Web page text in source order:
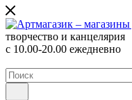
творчество и канцелярия
с 10.00-20.00 ежедневно